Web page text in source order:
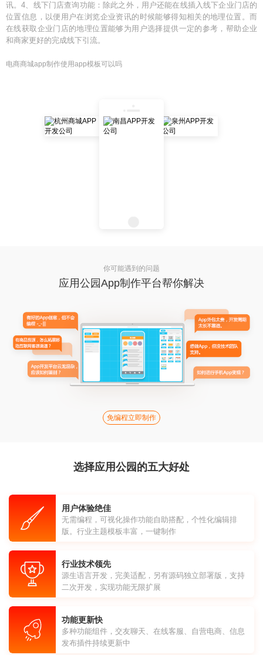
讯。4、线下门店查询功能：除此之外，用户还能在线插入线下企业门店的
位置信息，以便用户在浏览企业资讯的时候能够得知相关的地理位置。而
在线获取企业门店的地理位置能够为用户选择提供一定的参考，帮助企业
和商家更好的完成线下引流。
电商商城app制作使用app模板可以吗
你可能遇到的问题
应用公园App制作平台帮你解决
免编程立即制作
选择应用公园的五大好处
用户体验绝佳
无需编程，可视化操作功能自助搭配，个性化编辑排
版。行业主题模板丰富，一键制作
行业技术领先
源生语言开发，完美适配，另有源码独立部署版，支持
二次开发，实现功能无限扩展
功能更新快
多种功能组件，交友聊天、在线客服、自营电商、信息
发布插件持续更新中